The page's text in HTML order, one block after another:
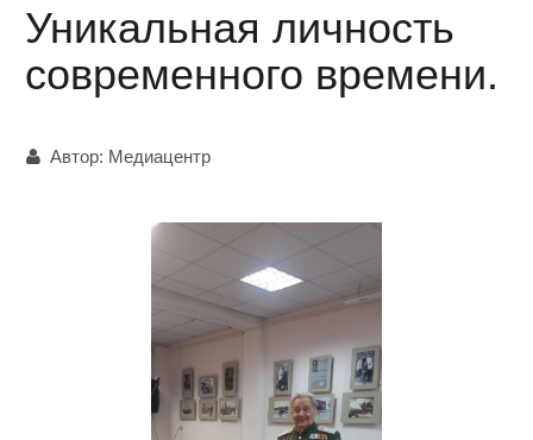
Уникальная личность
современного времени.
Автор: Медиацентр